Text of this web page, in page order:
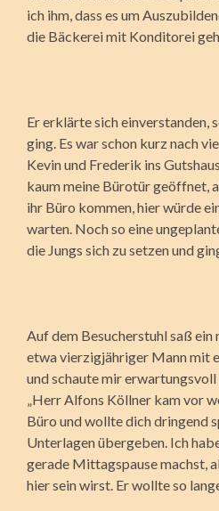
ich ihm, dass es um
die Bäckerei mit Konditorei
Er erklärte sich einverstanden,
ging. Es war schon kurz nach
Kevin und Frederik ins
kaum meine Bürotür geöffnet,
ihr Büro kommen, hier würde
warten. Noch so eine
die Jungs sich zu setzen und
Auf dem Besucherstuhl saß
etwa vierzigjähriger Mann mit
und schaute mir
„Herr Alfons Köllner kam vor
Büro und wollte dich dringend
Unterlagen übergeben. Ich
gerade Mittagspause machst,
hier sein wirst. Er wollte so